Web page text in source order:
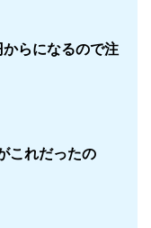
らになるので注
これだったの